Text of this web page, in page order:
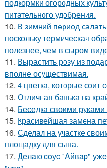
подкормки огородных
питательного удобрения.
10. В зимний период
поскольку термическая
полезнее, чем в сыром
11. Вырастить розу из
вполне осуществимая.
12. 4 цветка, которые соит
13. Отличная банька на
14. Беседка своими руками
15. Красивейшая замена
16. Сделал на участке
площадку для сына.
17. Дeлaю coуc "Aйвap" ужe